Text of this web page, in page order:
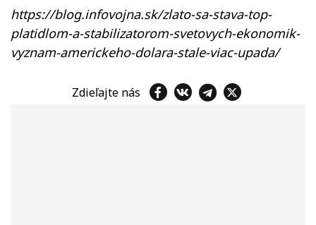
https://blog.infovojna.sk/zlato-sa-stava-top-
platidlom-a-stabilizatorom-svetovych-ekonomik-
vyznam-americkeho-dolara-stale-viac-upada/
Zdieľajte nás